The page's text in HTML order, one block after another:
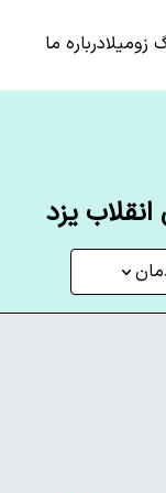
زومیلادرباره ما
یزد